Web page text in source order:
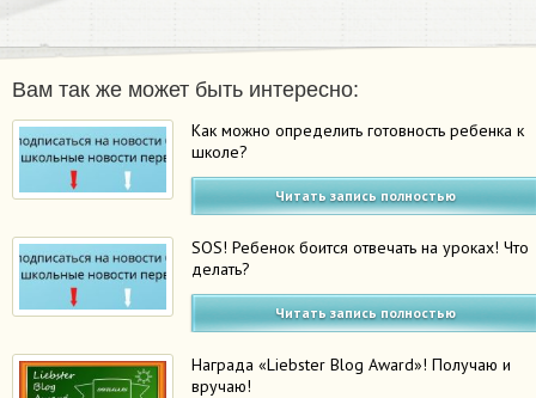
Вам так же может быть интересно:
Как можно определить готовность ребенка к
школе?
Читать запись полностью
SOS! Ребенок боится отвечать на уроках! Что
делать?
Читать запись полностью
Награда «Liebster Blog Award»! Получаю и
вручаю!